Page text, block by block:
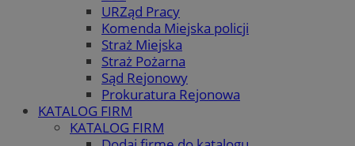
URZąd Pracy
Komenda Miejska policji
Straż Miejska
Straż Pożarna
Sąd Rejonowy
Prokuratura Rejonowa
KATALOG FIRM
KATALOG FIRM